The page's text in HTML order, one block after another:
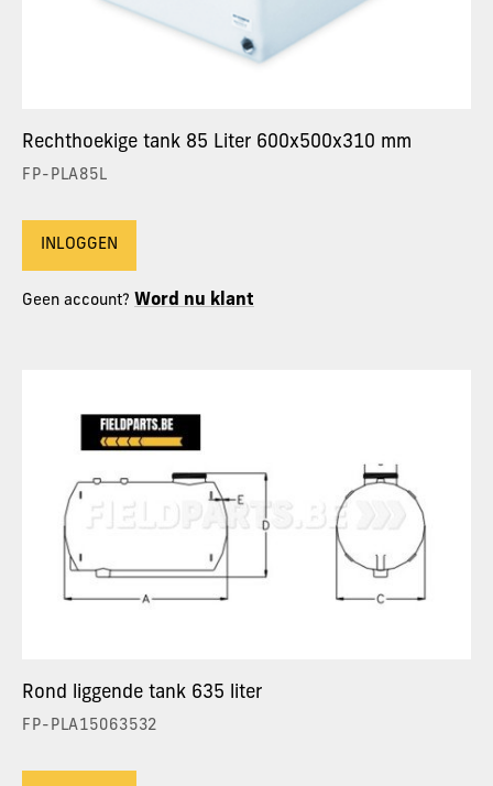
Rechthoekige tank 85 Liter 600x500x310 mm
FP-PLA85L
INLOGGEN
Geen account? Word nu klant
Rond liggende tank 635 liter
FP-PLA15063532